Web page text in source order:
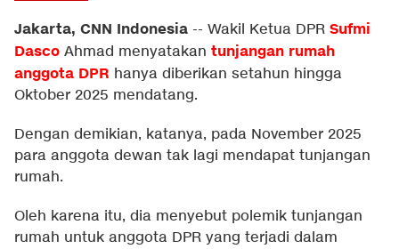
Jakarta, CNN Indonesia -- Wakil Ketua DPR Sufmi
Dasco Ahmad menyatakan tunjangan rumah
anggota DPR hanya diberikan setahun hingga
Oktober 2025 mendatang.
Dengan demikian, katanya, pada November 2025
para anggota dewan tak lagi mendapat tunjangan
rumah.
Oleh karena itu, dia menyebut polemik tunjangan
rumah untuk anggota DPR yang terjadi dalam